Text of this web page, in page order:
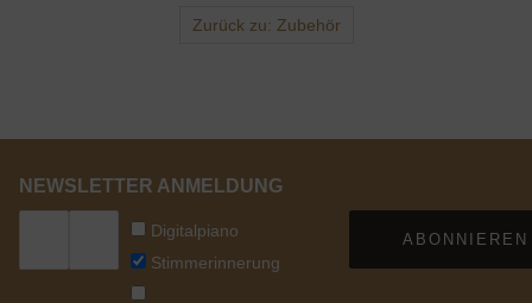
Zurück zu: Zubehör
NEWSLETTER ANMELDUNG
Digitalpiano
Stimmerinnerung
ABONNIEREN